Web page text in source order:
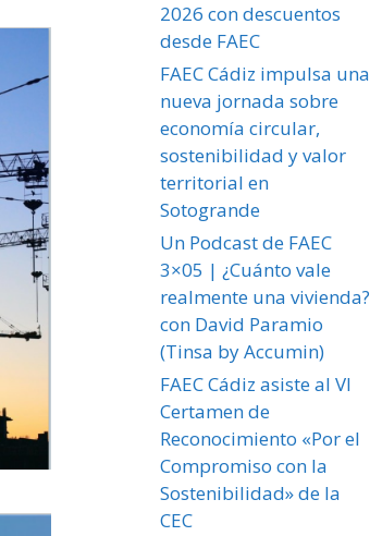
2026 con descuentos
desde FAEC
FAEC Cádiz impulsa una
nueva jornada sobre
economía circular,
sostenibilidad y valor
territorial en
Sotogrande
Un Podcast de FAEC
3×05 | ¿Cuánto vale
realmente una vivienda?
con David Paramio
(Tinsa by Accumin)
FAEC Cádiz asiste al VI
Certamen de
Reconocimiento «Por el
Compromiso con la
Sostenibilidad» de la
CEC